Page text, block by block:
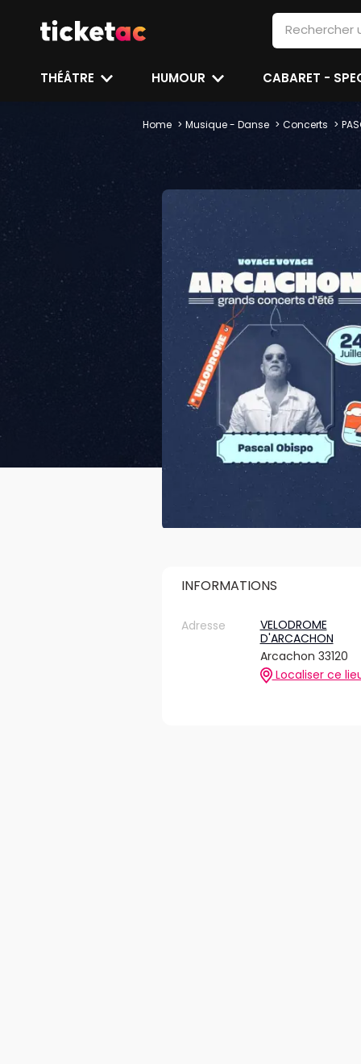
THÉÂTRE HUMOUR CABARET -
Home Musique - Danse Concerts
INFORMATIONS
Adresse
VELODROME
D'ARCACHON
Arcachon 33120
Localiser ce